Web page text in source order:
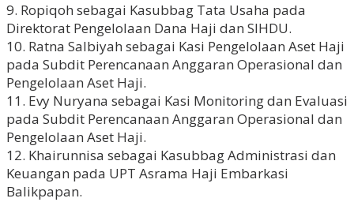
9. Ropiqoh sebagai Kasubbag Tata Usaha pada
Direktorat Pengelolaan Dana Haji dan SIHDU.
10. Ratna Salbiyah sebagai Kasi Pengelolaan Aset Haji
pada Subdit Perencanaan Anggaran Operasional dan
Pengelolaan Aset Haji.
11. Evy Nuryana sebagai Kasi Monitoring dan Evaluasi
pada Subdit Perencanaan Anggaran Operasional dan
Pengelolaan Aset Haji.
12. Khairunnisa sebagai Kasubbag Administrasi dan
Keuangan pada UPT Asrama Haji Embarkasi
Balikpapan.